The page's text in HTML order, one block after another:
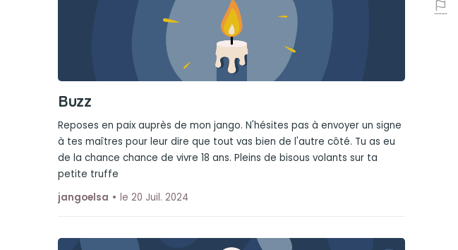
Buzz
Reposes en paix auprès de mon jango. N'hésites pas à envoyer un signe
à tes maîtres pour leur dire que tout vas bien de l'autre côté. Tu as eu
de la chance chance de vivre 18 ans. Pleins de bisous volants sur ta
petite truffe
jangoelsa
le 20 Juil. 2024